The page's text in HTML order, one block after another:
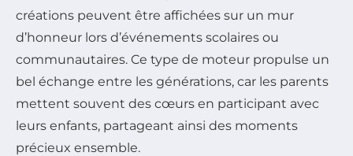
créations peuvent être affichées sur un mur
d’honneur lors d’événements scolaires ou
communautaires. Ce type de moteur propulse un
bel échange entre les générations, car les parents
mettent souvent des cœurs en participant avec
leurs enfants, partageant ainsi des moments
précieux ensemble.